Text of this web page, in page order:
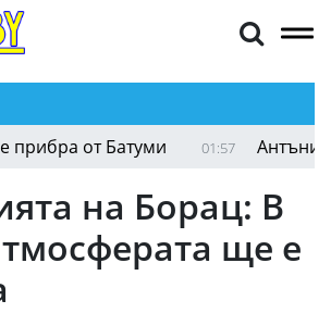
от Батуми 01:57 Антъни
на Борац: В
ще е